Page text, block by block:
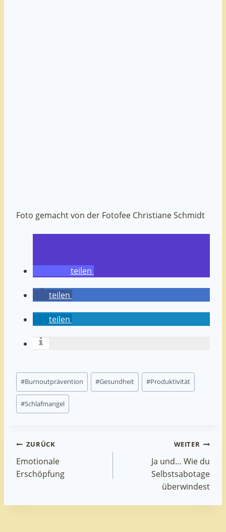
Foto gemacht von der Fotofee Christiane Schmidt
teilen
teilen
teilen
Schlagworte:
#Burnoutprävention #Gesundheit #Produktivität
#Schlafmangel
Beitragsnavigation
ZURÜCK
Emotionale
Erschöpfung
WEITER
Ja und… Wie du
Selbstsabotage
überwindest